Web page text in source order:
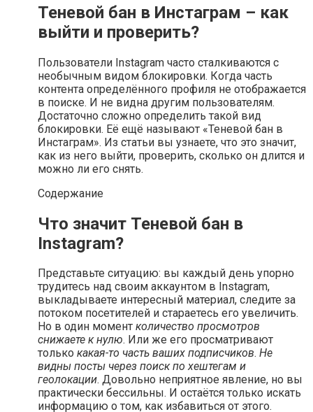
Теневой бан в Инстаграм – как
выйти и проверить?
Пользователи Instagram часто сталкиваются с
необычным видом блокировки. Когда часть
контента определённого профиля не отображается
в поиске. И не видна другим пользователям.
Достаточно сложно определить такой вид
блокировки. Её ещё называют «Теневой бан в
Инстаграм». Из статьи вы узнаете, что это значит,
как из него выйти, проверить, сколько он длится и
можно ли его снять.
Содержание
Что значит Теневой бан в
Instagram?
Представьте ситуацию: вы каждый день упорно
трудитесь над своим аккаунтом в Instagram,
выкладываете интересный материал, следите за
потоком посетителей и стараетесь его увеличить.
Но в один момент количество просмотров
снижаете к нулю. Или же его просматривают
только какая-то часть ваших подписчиков. Не
видны посты через поиск по хештегам и
геолокации. Довольно неприятное явление, но вы
практически бессильны. И остаётся только искать
информацию о том, как избавиться от этого.